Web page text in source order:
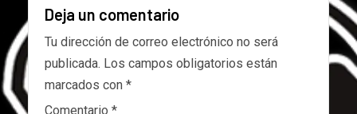
Deja un comentario
Tu dirección de correo electrónico no será
publicada. Los campos obligatorios están
marcados con *
Comentario *